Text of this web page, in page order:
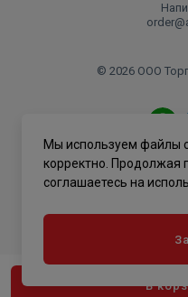
В
© 2026 ООО
Политика
Мы используем файлы
корректно. Продолжая
соглашаетесь на